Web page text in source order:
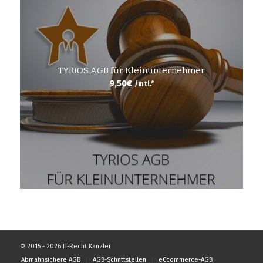
TYRIOS AGB für Kleinunternehmer
9,50€ /mtl.*
© 2015 - 2026 IT-Recht Kanzlei
Abmahnsichere AGB
AGB-Schnttstellen eCcommerce-AGB